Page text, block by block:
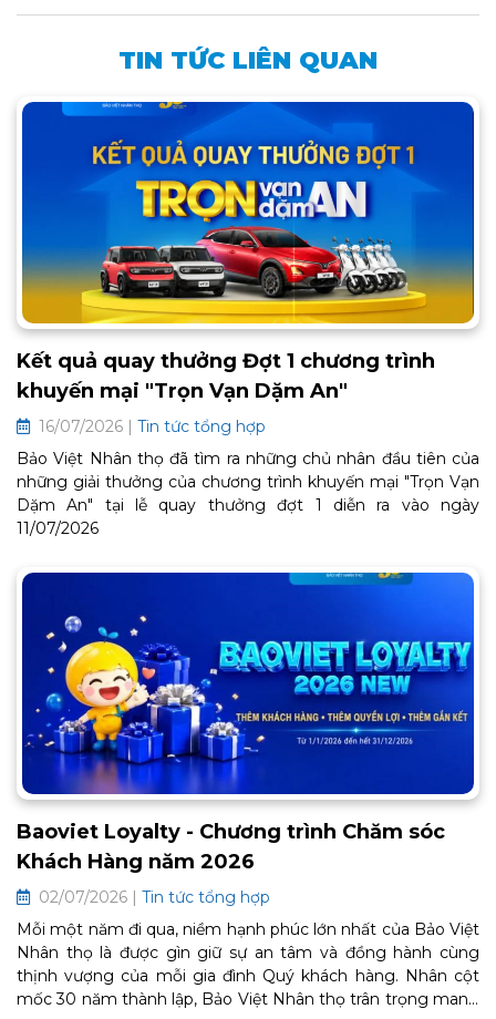
TIN TỨC LIÊN QUAN
Kết quả quay thưởng Đợt 1 chương trình
khuyến mại "Trọn Vạn Dặm An"
16/07/2026 |
Tin tức tổng hợp
Bảo Việt Nhân thọ đã tìm ra những chủ nhân đầu tiên của
những giải thưởng của chương trình khuyến mại "Trọn Vạn
Dặm An" tại lễ quay thưởng đợt 1 diễn ra vào ngày
11/07/2026
Baoviet Loyalty - Chương trình Chăm sóc
Khách Hàng năm 2026
02/07/2026 |
Tin tức tổng hợp
Mỗi một năm đi qua, niềm hạnh phúc lớn nhất của Bảo Việt
Nhân thọ là được gìn giữ sự an tâm và đồng hành cùng
thịnh vượng của mỗi gia đình Quý khách hàng. Nhân cột
mốc 30 năm thành lập, Bảo Việt Nhân thọ trân trọng mang